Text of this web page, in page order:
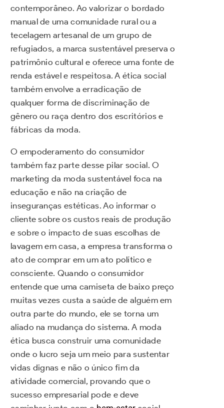
contemporâneo. Ao valorizar o bordado
manual de uma comunidade rural ou a
tecelagem artesanal de um grupo de
refugiados, a marca sustentável preserva o
patrimônio cultural e oferece uma fonte de
renda estável e respeitosa. A ética social
também envolve a erradicação de
qualquer forma de discriminação de
gênero ou raça dentro dos escritórios e
fábricas da moda.
O empoderamento do consumidor
também faz parte desse pilar social. O
marketing da moda sustentável foca na
educação e não na criação de
inseguranças estéticas. Ao informar o
cliente sobre os custos reais de produção
e sobre o impacto de suas escolhas de
lavagem em casa, a empresa transforma o
ato de comprar em um ato político e
consciente. Quando o consumidor
entende que uma camiseta de baixo preço
muitas vezes custa a saúde de alguém em
outra parte do mundo, ele se torna um
aliado na mudança do sistema. A moda
ética busca construir uma comunidade
onde o lucro seja um meio para sustentar
vidas dignas e não o único fim da
atividade comercial, provando que o
sucesso empresarial pode e deve